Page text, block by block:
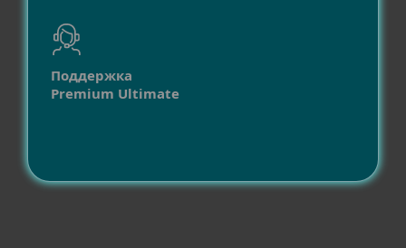
Поддержка
Premium Ultimate